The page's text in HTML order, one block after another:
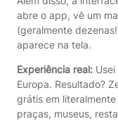
abre o app, vê um
(geralmente
aparece na tela.
Experiência real:Usei
Europa. Resultado?
grátis em
praças, museus,